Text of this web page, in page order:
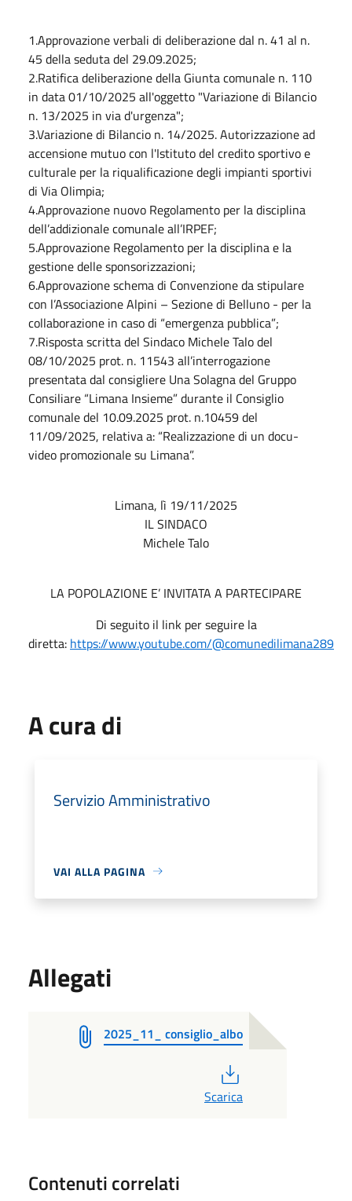
1.Approvazione verbali di deliberazione dal n. 41 al n.
45 della seduta del 29.09.2025;
2.Ratifica deliberazione della Giunta comunale n. 110
in data 01/10/2025 all'oggetto "Variazione di Bilancio
n. 13/2025 in via d'urgenza";
3.Variazione di Bilancio n. 14/2025. Autorizzazione ad
accensione mutuo con l'Istituto del credito sportivo e
culturale per la riqualificazione degli impianti sportivi
di Via Olimpia;
4.Approvazione nuovo Regolamento per la disciplina
dell’addizionale comunale all’IRPEF;
5.Approvazione Regolamento per la disciplina e la
gestione delle sponsorizzazioni;
6.Approvazione schema di Convenzione da stipulare
con l’Associazione Alpini – Sezione di Belluno - per la
collaborazione in caso di “emergenza pubblica”;
7.Risposta scritta del Sindaco Michele Talo del
08/10/2025 prot. n. 11543 all’interrogazione
presentata dal consigliere Una Solagna del Gruppo
Consiliare “Limana Insieme” durante il Consiglio
comunale del 10.09.2025 prot. n.10459 del
11/09/2025, relativa a: “Realizzazione di un docu-
video promozionale su Limana”.
Limana, lì 19/11/2025
IL SINDACO
Michele Talo
LA POPOLAZIONE E’ INVITATA A PARTECIPARE
Di seguito il link per seguire la
diretta: https://www.youtube.com/@comunedilimana289
A cura di
Servizio Amministrativo
VAI ALLA PAGINA
Allegati
2025_11_ consiglio_albo
Scarica
Contenuti correlati